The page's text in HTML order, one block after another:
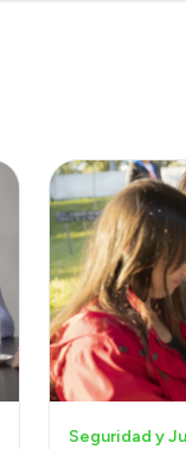
Seguridad y